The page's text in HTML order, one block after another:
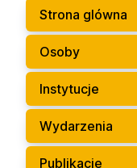
Strona glówna
Osoby
Instytucje
Wydarzenia
Publikacje